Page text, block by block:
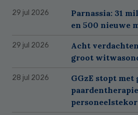
29 jul 2026
Parnassia: 31
en 500 nieuwe
29 jul 2026
Acht
groot
28 jul 2026
GGzE stopt met